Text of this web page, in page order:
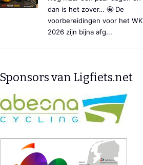
dan is het zover… 🤩 De
voorbereidingen voor het WK
2026 zijn bijna afg...
Sponsors van Ligfiets.net